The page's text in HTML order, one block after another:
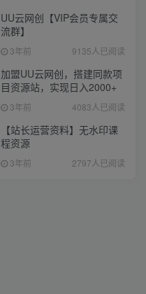
UU云网创【VIP会员专属交
流群】
3年前 9135人已阅读
加盟UU云网创，搭建同款项
目资源站，实现日入2000+
3年前 4083人已阅读
【站长运营资料】无水印课
程资源
3年前 2797人已阅读